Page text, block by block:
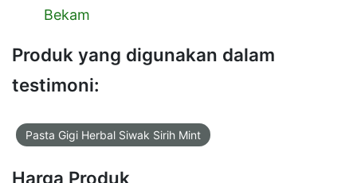
Bekam
Produk yang digunakan dalam
testimoni:
Pasta Gigi Herbal Siwak Sirih Mint
Harga Produk